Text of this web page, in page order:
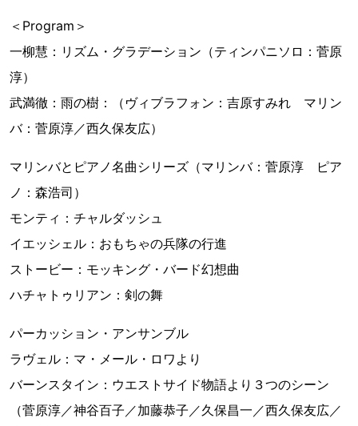
＜Program＞
一柳慧：リズム・グラデーション（ティンパニソロ：菅原
淳）
武満徹：雨の樹：（ヴィブラフォン：吉原すみれ マリン
バ：菅原淳／西久保友広）
マリンバとピアノ名曲シリーズ（マリンバ：菅原淳 ピア
ノ：森浩司）
モンティ：チャルダッシュ
イエッシェル：おもちゃの兵隊の行進
ストービー：モッキング・バード幻想曲
ハチャトゥリアン：剣の舞
パーカッション・アンサンブル
ラヴェル：マ・メール・ロワより
バーンスタイン：ウエストサイド物語より３つのシーン
（菅原淳／神谷百子／加藤恭子／久保昌一／西久保友広／